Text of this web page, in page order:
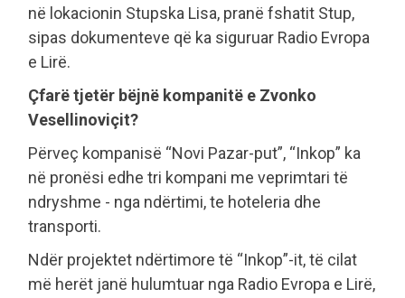
në lokacionin Stupska Lisa, pranë fshatit Stup,
sipas dokumenteve që ka siguruar Radio Evropa
e Lirë.
Çfarë tjetër bëjnë kompanitë e Zvonko
Vesellinoviçit?
Përveç kompanisë “Novi Pazar-put”, “Inkop” ka
në pronësi edhe tri kompani me veprimtari të
ndryshme - nga ndërtimi, te hoteleria dhe
transporti.
Ndër projektet ndërtimore të “Inkop”-it, të cilat
më herët janë hulumtuar nga Radio Evropa e Lirë,